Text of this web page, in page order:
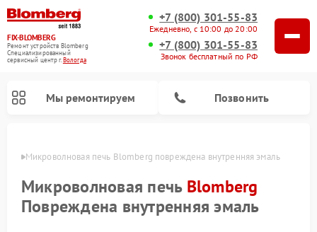
FIX-BLOMBERG
Ремонт устройств Blomberg
Специализированный
cервисный центр г.Вологда
+7 (800) 301-55-83
Ежедневно, с 10:00 до 20:00
+7 (800) 301-55-83
Звонок бесплатный по РФ
Мы ремонтируем Позвонить
Микроволновая печь Blomberg повреждена внутренняя эмаль
Микроволновая печь Blomberg
Повреждена внутренняя эмаль